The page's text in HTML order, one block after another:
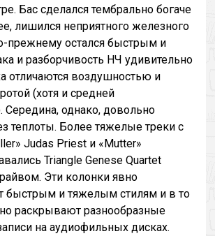
Бас сделался тембрально богаче
лишился неприятного железного
прежнему остался быстрым и
и разборчивость НЧ удивительно
отличаются воздушностью и
(хотя и средней
Середина, однако, довольно
теплоты. Более тяжелые треки с
Judas Priest и «Mutter»
Triangle Genese Quartet
Эти колонки явно
быстрым и тяжелым стилям и в то
раскрывают разнообразные
на аудиофильных дисках.